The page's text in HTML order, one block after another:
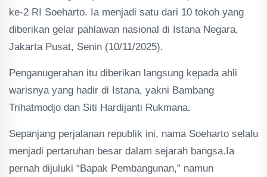
ke-2 RI Soeharto. Ia menjadi satu dari 10 tokoh yang
diberikan gelar pahlawan nasional di Istana Negara,
Jakarta Pusat, Senin (10/11/2025).
Penganugerahan itu diberikan langsung kepada ahli
warisnya yang hadir di Istana, yakni Bambang
Trihatmodjo dan Siti Hardijanti Rukmana.
Sepanjang perjalanan republik ini, nama Soeharto selalu
menjadi pertaruhan besar dalam sejarah bangsa.Ia
pernah dijuluki “Bapak Pembangunan,” namun